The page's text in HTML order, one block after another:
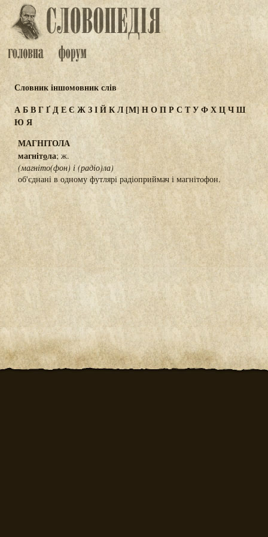
Словник іншомовник слів
АБВГҐДЕЄ ЖЗІЙКЛ[М] НОПР С ТУФХЦЧШ
Ю Я
МАГНІТОЛА
магнітола; ж.
(магніто(фон) і (радіо)ла)
об'єднані в одному футлярі радіоприймач і магнітофон.